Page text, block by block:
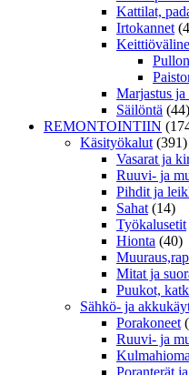
Kattilat,
Irtokannet
Marjastus ja
Säilöntä (44)
REMONTOINTIIN
Käsityökalut (391)
Vasarat ja
Ruuvi- ja
Pihdit ja
Sahat (14)
Työkalusetit
Hionta (40)
Mitat ja
Puukot,
Sähkö- ja
Porakoneet
Ruuvi- ja